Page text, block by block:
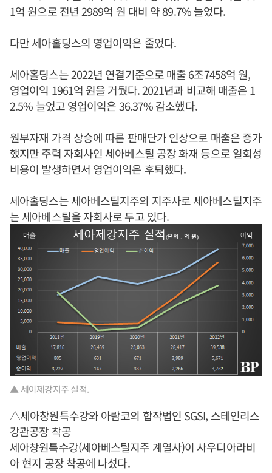
1억 원으로 전년 2989억 원 대비 약 89.7% 늘었다.
다만 세아홀딩스의 영업이익은 줄었다.
세아홀딩스는 2022년 연결기준으로 매출 6조7458억 원,
영업이익 1961억 원을 거뒀다. 2021년과 비교해 매출은 1
2.5% 늘었고 영업이익은 36.37% 감소했다.
원부자재 가격 상승에 따른 판매단가 인상으로 매출은 증가
했지만 주력 자회사인 세아베스틸 공장 화재 등으로 일회성
비용이 발생하면서 영업이익은 후퇴했다.
세아홀딩스는 세아베스틸지주의 지주사로 세아베스틸지주
는 세아베스틸을 자회사로 두고 있다.
▲ 세아제강지주 실적.
△세아창원특수강와 아람코의 합작법인 SGSI, 스테인리스
강관공장 착공
세아창원특수강(세아베스틸지주 계열사)이 사우디아라비
아 현지 공장 착공에 나섰다.